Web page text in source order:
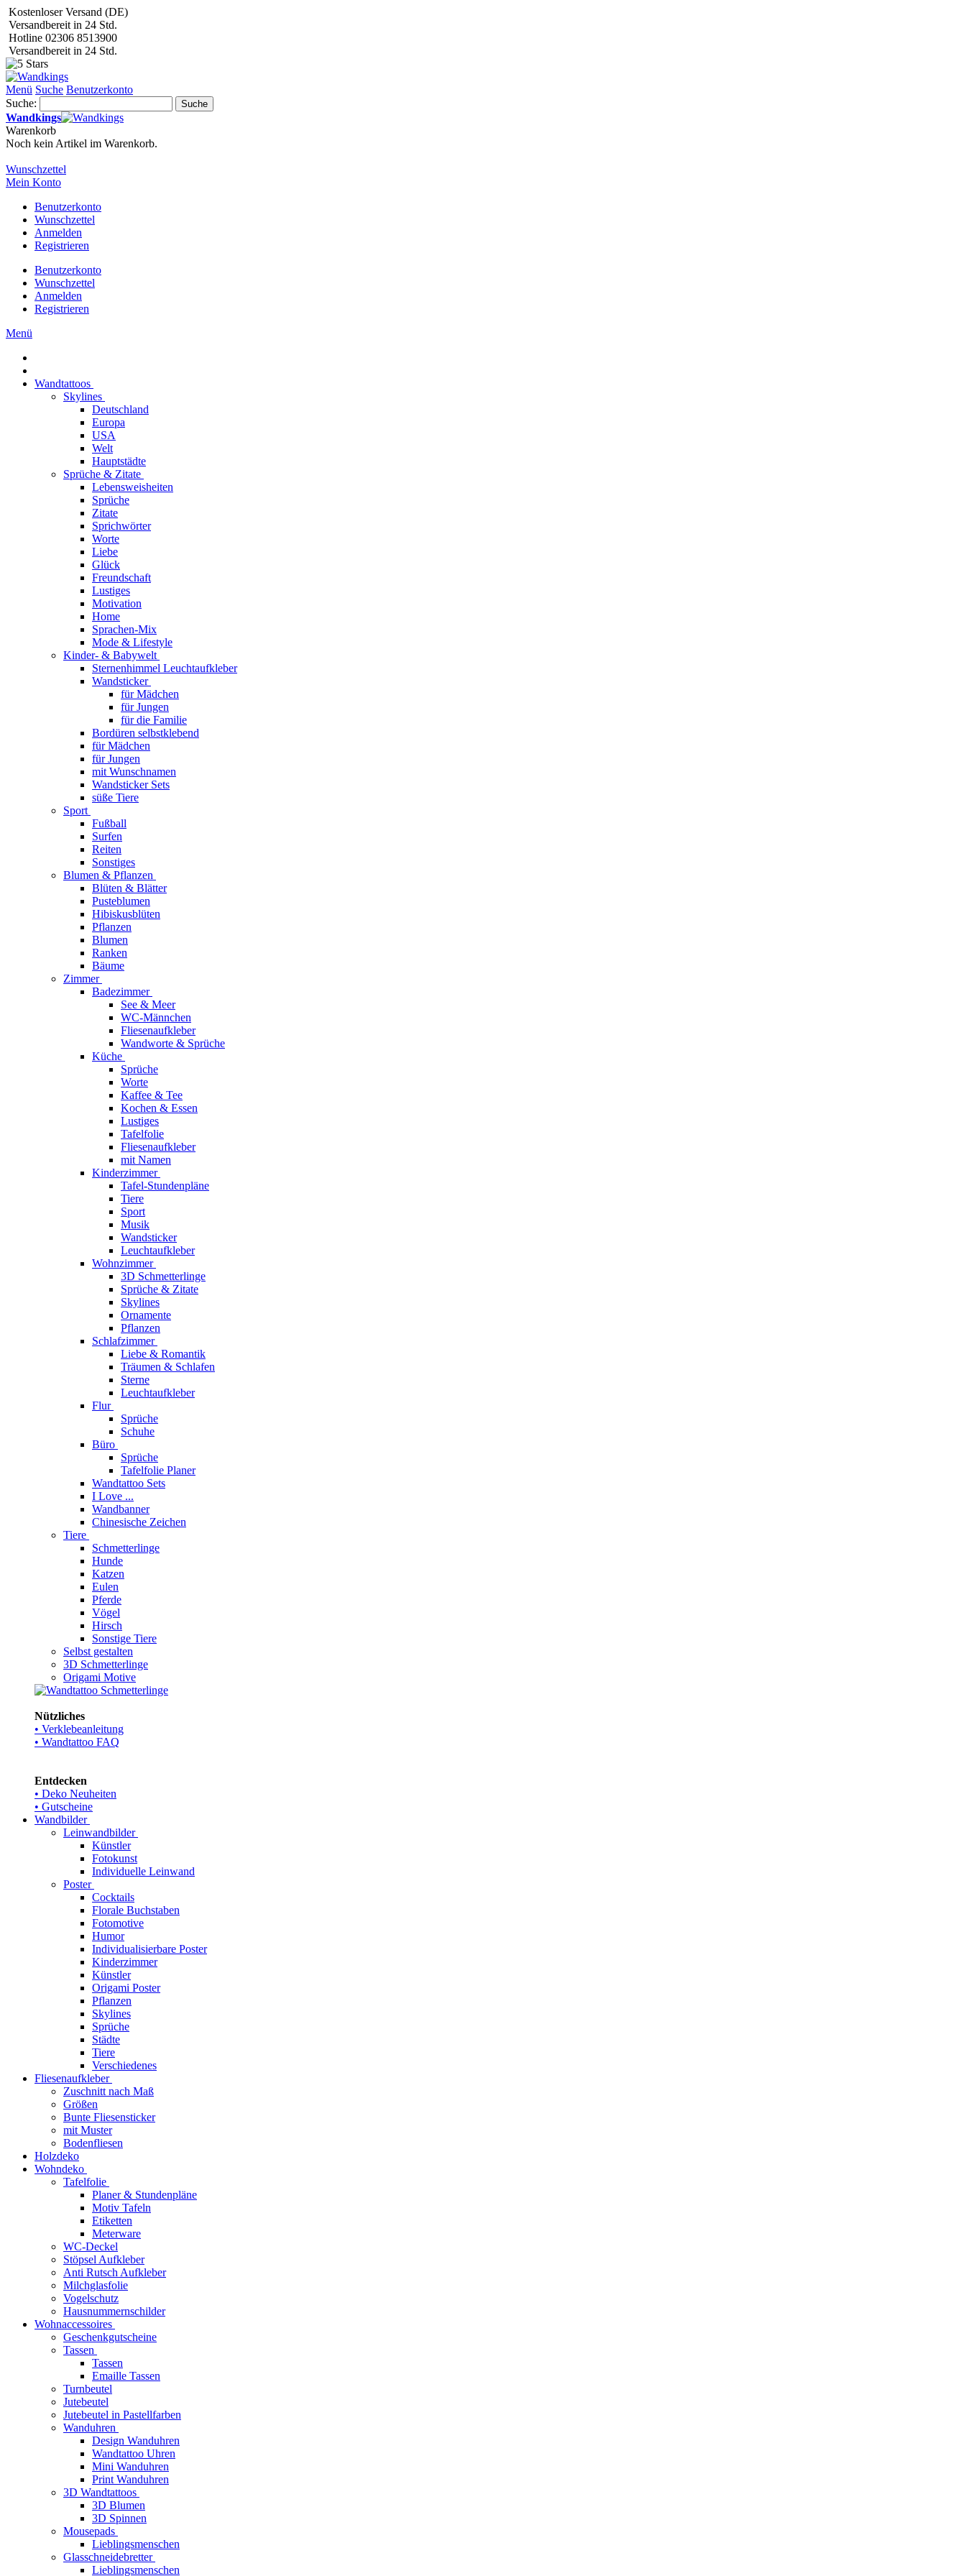
Kostenloser Versand (DE)
Versandbereit in 24 Std.
Hotline 02306 8513900
Versandbereit in 24 Std.
Menü Suche Benutzerkonto
Suche:
Suche
Wandkings
Warenkorb
Noch kein Artikel im Warenkorb.
Wunschzettel
Mein Konto
Benutzerkonto
Wunschzettel
Anmelden
Registrieren
Benutzerkonto
Wunschzettel
Anmelden
Registrieren
Menü
Wandtattoos
Skylines
Deutschland
Europa
USA
Welt
Hauptstädte
Sprüche & Zitate
Lebensweisheiten
Sprüche
Zitate
Sprichwörter
Worte
Liebe
Glück
Freundschaft
Lustiges
Motivation
Home
Sprachen-Mix
Mode & Lifestyle
Kinder- & Babywelt
Sternenhimmel Leuchtaufkleber
Wandsticker
für Mädchen
für Jungen
für die Familie
Bordüren selbstklebend
für Mädchen
für Jungen
mit Wunschnamen
Wandsticker Sets
süße Tiere
Sport
Fußball
Surfen
Reiten
Sonstiges
Blumen & Pflanzen
Blüten & Blätter
Pusteblumen
Hibiskusblüten
Pflanzen
Blumen
Ranken
Bäume
Zimmer
Badezimmer
See & Meer
WC-Männchen
Fliesenaufkleber
Wandworte & Sprüche
Küche
Sprüche
Worte
Kaffee & Tee
Kochen & Essen
Lustiges
Tafelfolie
Fliesenaufkleber
mit Namen
Kinderzimmer
Tafel-Stundenpläne
Tiere
Sport
Musik
Wandsticker
Leuchtaufkleber
Wohnzimmer
3D Schmetterlinge
Sprüche & Zitate
Skylines
Ornamente
Pflanzen
Schlafzimmer
Liebe & Romantik
Träumen & Schlafen
Sterne
Leuchtaufkleber
Flur
Sprüche
Schuhe
Büro
Sprüche
Tafelfolie Planer
Wandtattoo Sets
I Love ...
Wandbanner
Chinesische Zeichen
Tiere
Schmetterlinge
Hunde
Katzen
Eulen
Pferde
Vögel
Hirsch
Sonstige Tiere
Selbst gestalten
3D Schmetterlinge
Origami Motive
Nützliches
• Verklebeanleitung
• Wandtattoo FAQ
Entdecken
• Deko Neuheiten
• Gutscheine
Wandbilder
Leinwandbilder
Künstler
Fotokunst
Individuelle Leinwand
Poster
Cocktails
Florale Buchstaben
Fotomotive
Humor
Individualisierbare Poster
Kinderzimmer
Künstler
Origami Poster
Pflanzen
Skylines
Sprüche
Städte
Tiere
Verschiedenes
Fliesenaufkleber
Zuschnitt nach Maß
Größen
Bunte Fliesensticker
mit Muster
Bodenfliesen
Holzdeko
Wohndeko
Tafelfolie
Planer & Stundenpläne
Motiv Tafeln
Etiketten
Meterware
WC-Deckel
Stöpsel Aufkleber
Anti Rutsch Aufkleber
Milchglasfolie
Vogelschutz
Hausnummernschilder
Wohnaccessoires
Geschenkgutscheine
Tassen
Tassen
Emaille Tassen
Turnbeutel
Jutebeutel
Jutebeutel in Pastellfarben
Wanduhren
Design Wanduhren
Wandtattoo Uhren
Mini Wanduhren
Print Wanduhren
3D Wandtattoos
3D Blumen
3D Spinnen
Mousepads
Lieblingsmenschen
Glasschneidebretter
Lieblingsmenschen